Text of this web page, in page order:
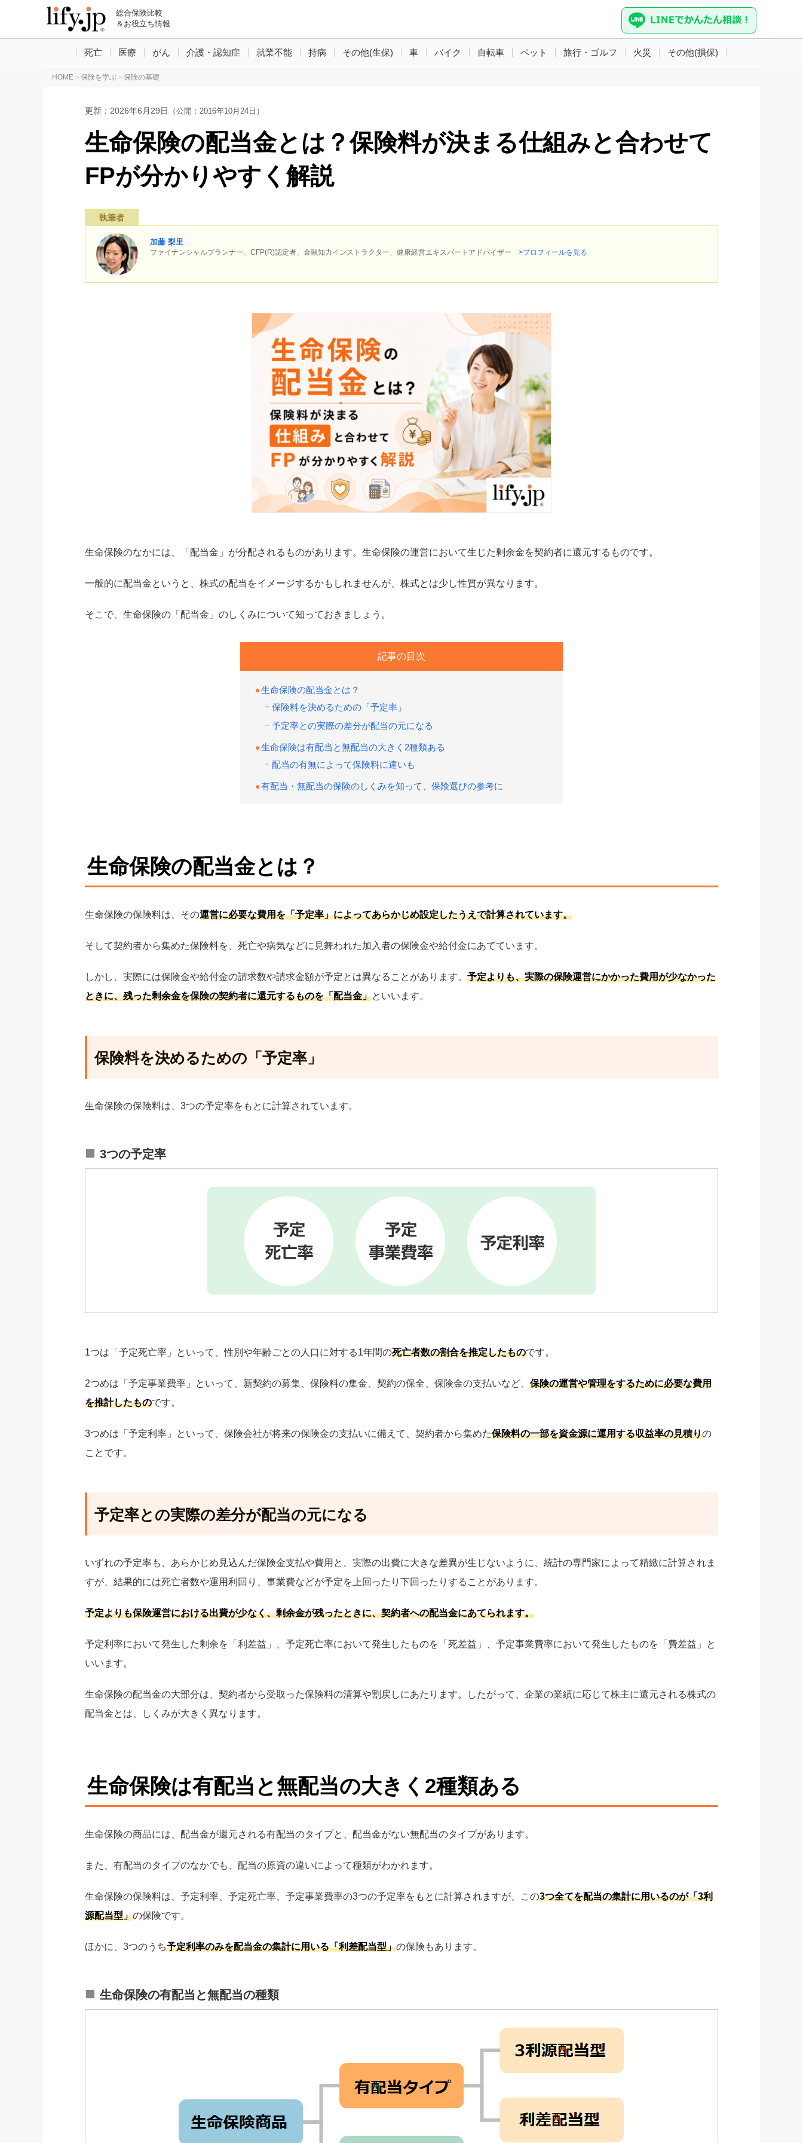
総合保険比較
＆お役立ち情報
死亡 医療 がん 介護・認知症 就業不能 持病 その他(生保) 車 バイク 自転車 ペット 旅行・ゴルフ 火災 その他(損保)
HOME > 保険を学ぶ > 保険の基礎
更新： 2026年6月29日 （公開：2016年10月24日）
生命保険の配当金とは？保険料が決まる仕組みと合わせて
FPが分かりやすく解説
執筆者
加藤 梨里
ファイナンシャルプランナー、CFP(R)認定者、金融知力インストラクター、健康経営エキスパートアドバイザー >プロフィールを見る
生命保険のなかには、「配当金」が分配されるものがあります。生命保険の運営において生じた剰余金を契約者に還元するものです。
一般的に配当金というと、株式の配当をイメージするかもしれませんが、株式とは少し性質が異なります。
そこで、生命保険の「配当金」のしくみについて知っておきましょう。
記事の目次
生命保険の配当金とは？
保険料を決めるための「予定率」
予定率との実際の差分が配当の元になる
生命保険は有配当と無配当の大きく2種類ある
配当の有無によって保険料に違いも
有配当・無配当の保険のしくみを知って、保険選びの参考に
生命保険の配当金とは？
生命保険の保険料は、その運営に必要な費用を「予定率」によってあらかじめ設定したうえで計算されています。
そして契約者から集めた保険料を、死亡や病気などに見舞われた加入者の保険金や給付金にあてています。
しかし、実際には保険金や給付金の請求数や請求金額が予定とは異なることがあります。 予定よりも、実際の保険運営にかかった費用が少なかった
ときに、残った剰余金を保険の契約者に還元するものを「配当金」といいます。
保険料を決めるための「予定率」
生命保険の保険料は、3つの予定率をもとに計算されています。
3つの予定率
1つは「予定死亡率」といって、性別や年齢ごとの人口に対する1年間の死亡者数の割合を推定したものです。
2つめは「予定事業費率」といって、新契約の募集、保険料の集金、契約の保全、保険金の支払いなど、 保険の運営や管理をするために必要な費用
を推計したものです。
3つめは「予定利率」といって、保険会社が将来の保険金の支払いに備えて、契約者から集めた保険料の一部を資金源に運用する収益率の見積りの
ことです。
予定率との実際の差分が配当の元になる
いずれの予定率も、あらかじめ見込んだ保険金支払や費用と、実際の出費に大きな差異が生じないように、統計の専門家によって精緻に計算されま
すが、結果的には死亡者数や運用利回り、事業費などが予定を上回ったり下回ったりすることがあります。
予定よりも保険運営における出費が少なく、剰余金が残ったときに、契約者への配当金にあてられます。
予定利率において発生した剰余を「利差益」、予定死亡率において発生したものを「死差益」、予定事業費率において発生したものを「費差益」と
いいます。
生命保険の配当金の大部分は、契約者から受取った保険料の清算や割戻しにあたります。したがって、企業の業績に応じて株主に還元される株式の
配当金とは、しくみが大きく異なります。
生命保険は有配当と無配当の大きく2種類ある
生命保険の商品には、配当金が還元される有配当のタイプと、配当金がない無配当のタイプがあります。
また、有配当のタイプのなかでも、配当の原資の違いによって種類がわかれます。
生命保険の保険料は、予定利率、予定死亡率、予定事業費率の3つの予定率をもとに計算されますが、この3つ全てを配当の集計に用いるのが「3利
源配当型」の保険です。
ほかに、3つのうち予定利率のみを配当金の集計に用いる「利差配当型」の保険もあります。
生命保険の有配当と無配当の種類